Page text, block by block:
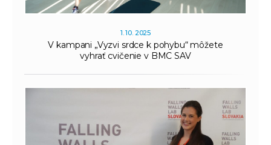
1. 10. 2025
V kampani „Vyzvi srdce k pohybu“ môžete
vyhrať cvičenie v BMC SAV